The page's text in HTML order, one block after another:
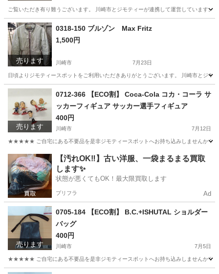
ご覧いただき有り難うございます。 川崎市とジモティーが連携して運営していま
神奈川 川崎市 インテリア雑貨/小物
売ります
0318-150 ブルゾン Max Fritz
1,500円
川崎市 7月23日
日頃よりジモティースポットをご利用いただきありがとうございます。 川崎市とジ
神奈川 川崎市 服/ファッション リユース
売ります
0712-366 【ECO割】 Coca-Cola コカ・コーラ サ
ッカーフィギュア サッカー選手フィギュア
400円
川崎市 7月12日
★★★★★ ご自宅にある不要品を是非ジモティースポットへお持ち込みしませんか？
神奈川 川崎市 おもちゃ 現地
【汚れOK‼️】古い洋服、一袋まるまる買取
します✨
状態が悪くてもOK！最大限買取します
プリフラ Ad
売ります
0705-184 【ECO割】 B.C.+ISHUTAL ショルダー
バッグ
400円
川崎市 7月5日
★★★★★ ご自宅にある不要品を是非ジモティースポットへお持ち込みしませんか？